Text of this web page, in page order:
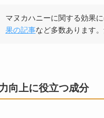
マヌカハニーに関する効果に
果の記事など多数あります
向上に役立つ成分